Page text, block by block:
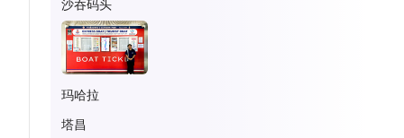
沙吞码头
玛哈拉
塔昌